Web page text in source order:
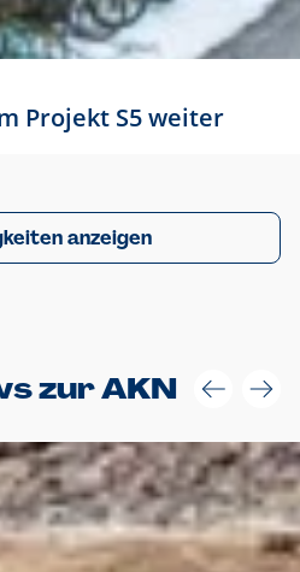
Projekt S5 weiter
anzeigen
zur AKN